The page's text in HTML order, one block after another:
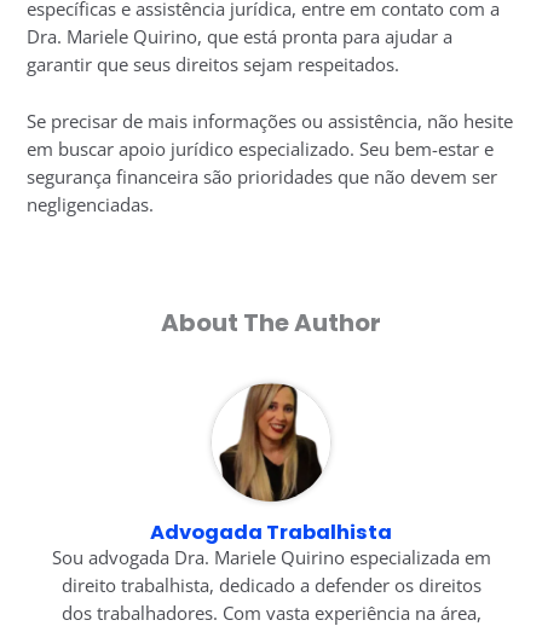
específicas e assistência jurídica, entre em contato com a
Dra. Mariele Quirino, que está pronta para ajudar a
garantir que seus direitos sejam respeitados.
Se precisar de mais informações ou assistência, não hesite
em buscar apoio jurídico especializado. Seu bem-estar e
segurança financeira são prioridades que não devem ser
negligenciadas.
About The Author
Advogada Trabalhista
Sou advogada Dra. Mariele Quirino especializada em
direito trabalhista, dedicado a defender os direitos
dos trabalhadores. Com vasta experiência na área,